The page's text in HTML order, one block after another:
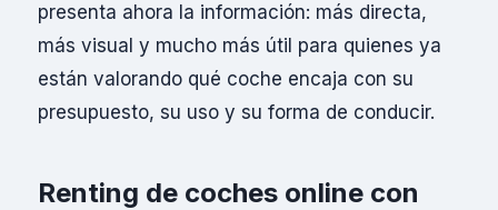
presenta ahora la información: más directa,
más visual y mucho más útil para quienes ya
están valorando qué coche encaja con su
presupuesto, su uso y su forma de conducir.
Renting de coches online con